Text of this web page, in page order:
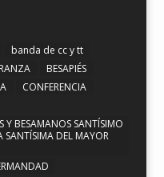
banda de cc y tt
BESAPIÉS
CONFERENCIA
Y BESAMANOS SANTÍSIMO
SANTÍSIMA DEL MAYOR